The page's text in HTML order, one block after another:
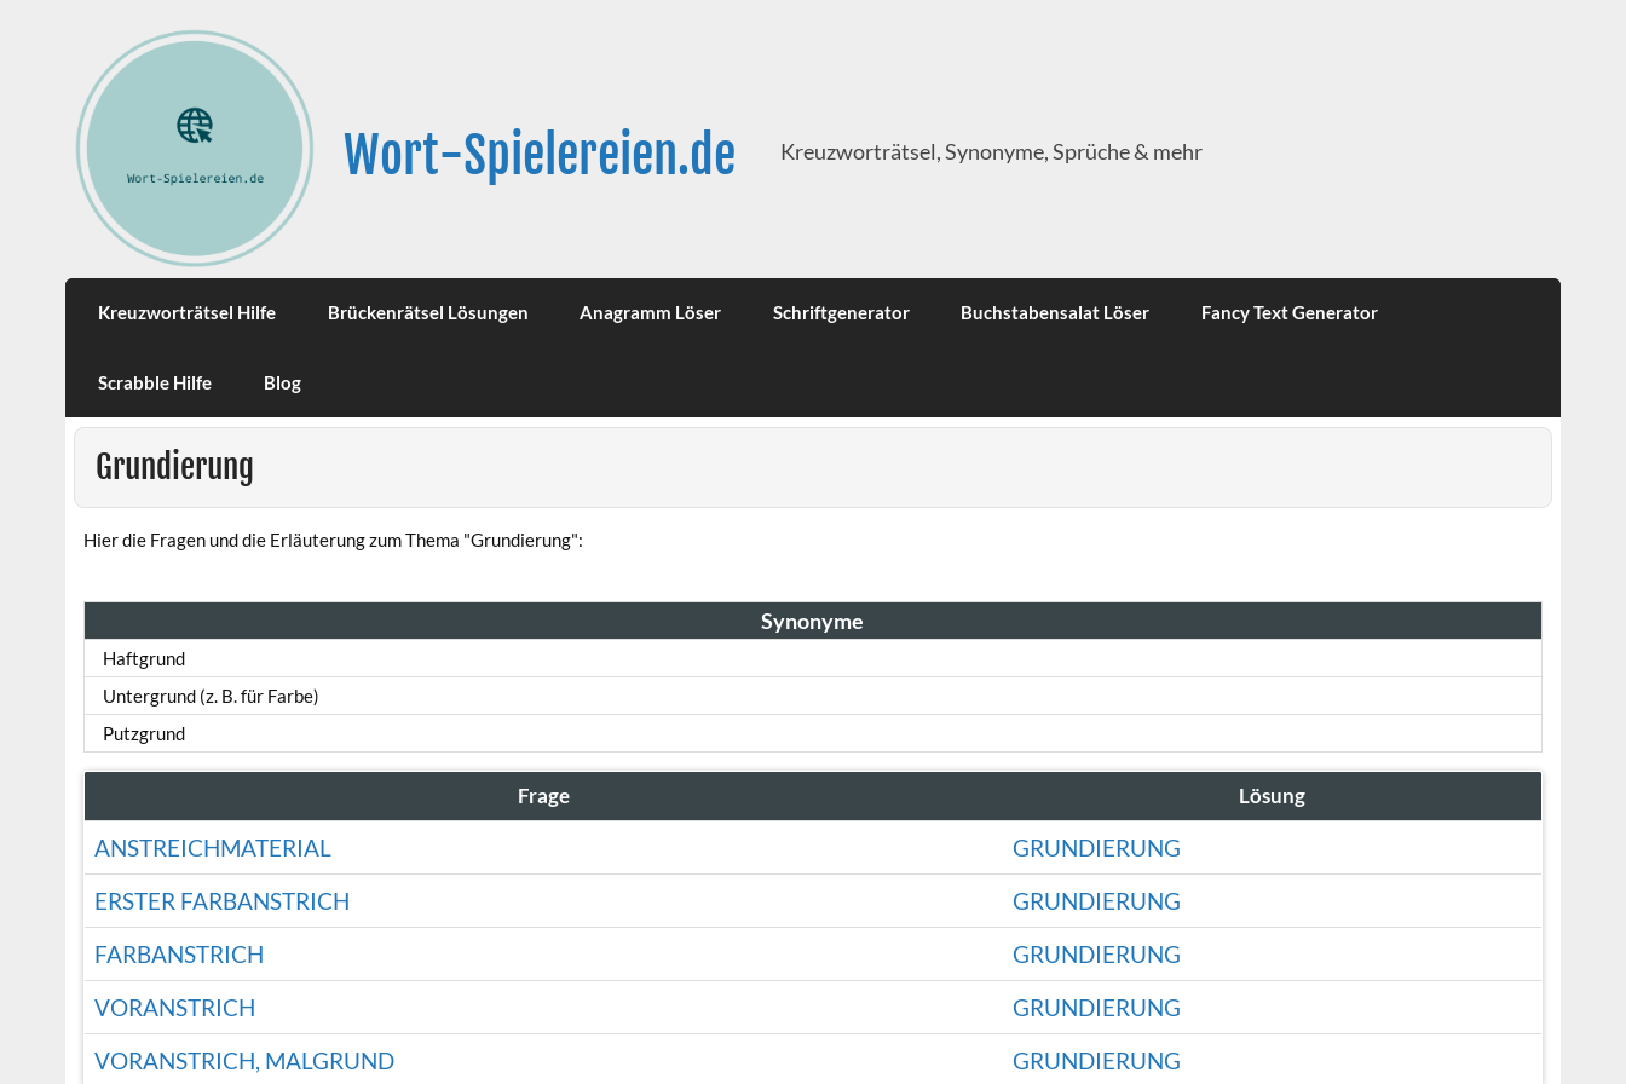
Wort-Spielereien.de Kreuzworträtsel, Synonyme, Sprüche & mehr
Kreuzworträtsel Hilfe Brückenrätsel Lösungen Anagramm Löser Schriftgenerator Buchstabensalat Löser Fancy Text Generator
Scrabble Hilfe Blog
Grundierung
Hier die Fragen und die Erläuterung zum Thema "Grundierung":
Synonyme
Haftgrund
Untergrund (z. B. für Farbe)
Putzgrund
Frage Lösung
ANSTREICHMATERIAL
GRUNDIERUNG
ERSTER FARBANSTRICH
GRUNDIERUNG
FARBANSTRICH
GRUNDIERUNG
VORANSTRICH
GRUNDIERUNG
VORANSTRICH, MALGRUND
GRUNDIERUNG